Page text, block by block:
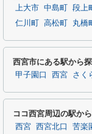
上大市 中島町 段上町
仁川町
高松町 丸橋町
西宮市にある駅から
甲子園口 西宮 さく
ココ西宮周辺の駅か
西宮 西宮北口 苦楽